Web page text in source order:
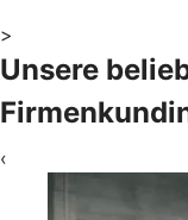
>
Unsere
‹